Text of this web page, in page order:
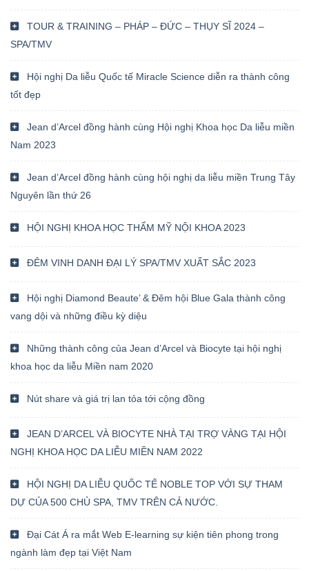
TOUR & TRAINING – PHÁP – ĐỨC – THỤY SĨ 2024 –
SPA/TMV
Hội nghị Da liễu Quốc tế Miracle Science diễn ra thành công
tốt đẹp
Jean d’Arcel đồng hành cùng Hội nghị Khoa học Da liễu miền
Nam 2023
Jean d’Arcel đồng hành cùng hội nghị da liễu miền Trung Tây
Nguyên lần thứ 26
HỘI NGHỊ KHOA HỌC THẨM MỸ NỘI KHOA 2023
ĐÊM VINH DANH ĐẠI LÝ SPA/TMV XUẤT SẮC 2023
Hội nghị Diamond Beaute’ & Đêm hội Blue Gala thành công
vang dội và những điều kỳ diệu
Những thành công của Jean d’Arcel và Biocyte tại hội nghị
khoa học da liễu Miền nam 2020
Nút share và giá trị lan tỏa tới cộng đồng
JEAN D’ARCEL VÀ BIOCYTE NHÀ TẠI TRỢ VÀNG TẠI HỘI
NGHỊ KHOA HỌC DA LIỄU MIỀN NAM 2022
HỘI NGHỊ DA LIỄU QUỐC TẾ NOBLE TOP VỚI SỰ THAM
DỰ CỦA 500 CHỦ SPA, TMV TRÊN CẢ NƯỚC.
Đại Cát Á ra mắt Web E-learning sự kiện tiên phong trong
ngành làm đẹp tại Việt Nam